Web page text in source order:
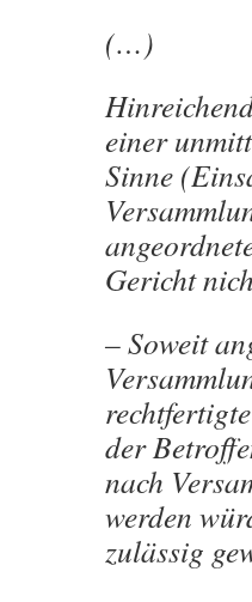
(…)
einer
Sinne
Gericht
– Soweit
der
nach
werden
zulässig